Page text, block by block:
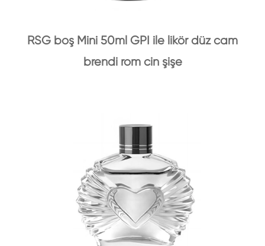
RSG boş Mini 50ml GPI ile likör düz cam
brendi rom cin şişe